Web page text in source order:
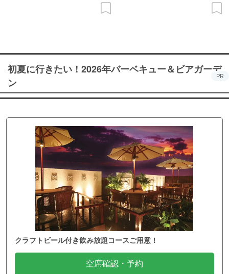
初夏に行きたい！2026年バーベキュー＆ビアガーデ
ン
PR
クラフトビール付き飲み放題コースご用意！
空席確認・予約